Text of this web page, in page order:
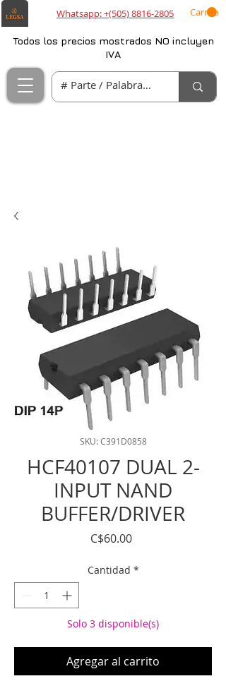
Whatsapp: +(505) 8816-2805 Carrito
Todos los precios mostrados NO incluyen
IVA
SKU: C391D0858
HCF40107 DUAL 2-
INPUT NAND
BUFFER/DRIVER
C$60.00Precio
Cantidad *
Solo 3 disponible(s)
Agregar al carrito